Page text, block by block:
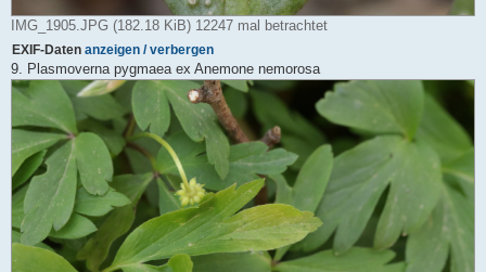
IMG_1905.JPG (182.18 KiB) 12247 mal betrachtet
EXIF-Daten anzeigen / verbergen
9. Plasmoverna pygmaea ex Anemone nemorosa